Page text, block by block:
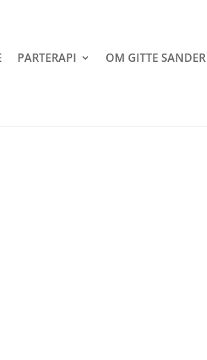
PARTERAPI OM GITTE SANDER